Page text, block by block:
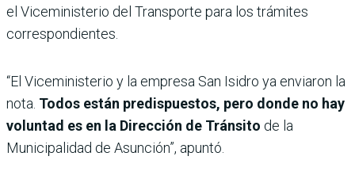
el Viceministerio del Transporte para los trámites
correspondientes.
“El Viceministerio y la empresa San Isidro ya enviaron la
nota. Todos están predispuestos, pero donde no hay
voluntad es en la Dirección de Tránsito de la
Municipalidad de Asunción”, apuntó.